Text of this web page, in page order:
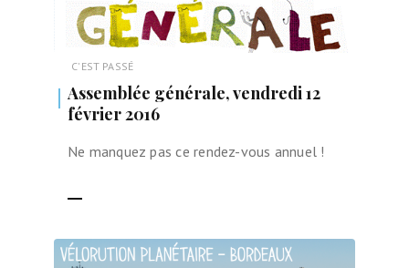
C'EST PASSÉ
Assemblée générale, vendredi 12
février 2016
Ne manquez pas ce rendez-vous annuel !